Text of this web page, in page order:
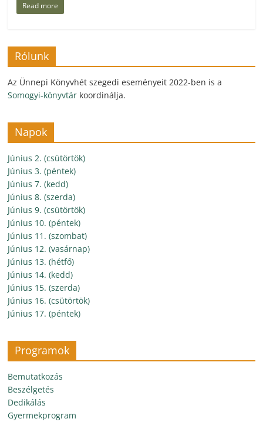
Read more
Rólunk
Az Ünnepi Könyvhét szegedi eseményeit 2022-ben is a
Somogyi-könyvtár koordinálja.
Napok
Június 2. (csütörtök)
Június 3. (péntek)
Június 7. (kedd)
Június 8. (szerda)
Június 9. (csütörtök)
Június 10. (péntek)
Június 11. (szombat)
Június 12. (vasárnap)
Június 13. (hétfő)
Június 14. (kedd)
Június 15. (szerda)
Június 16. (csütörtök)
Június 17. (péntek)
Programok
Bemutatkozás
Beszélgetés
Dedikálás
Gyermekprogram